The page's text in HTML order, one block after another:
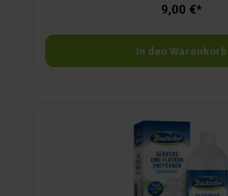
Geschirr. Die Bio-Seife hat einen
verwendet werden.
9,00 €*
In den Warenkorb